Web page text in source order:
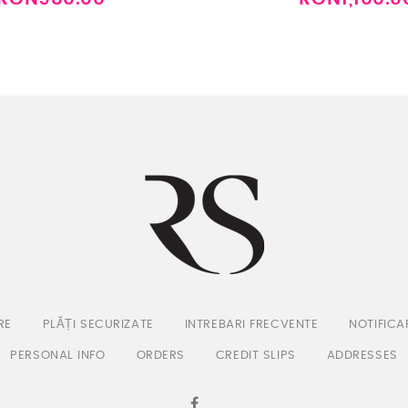
PLĂȚI SECURIZATE INTREBARI FRECVENTE
PERSONAL INFO ORDERS CREDIT SLIPS ADDRESSES